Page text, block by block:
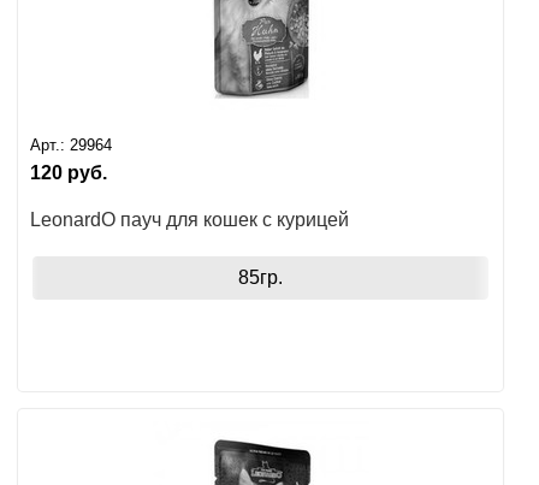
Арт.: 29964
120 руб.
LeonardO пауч для кошек с курицей
85гр.